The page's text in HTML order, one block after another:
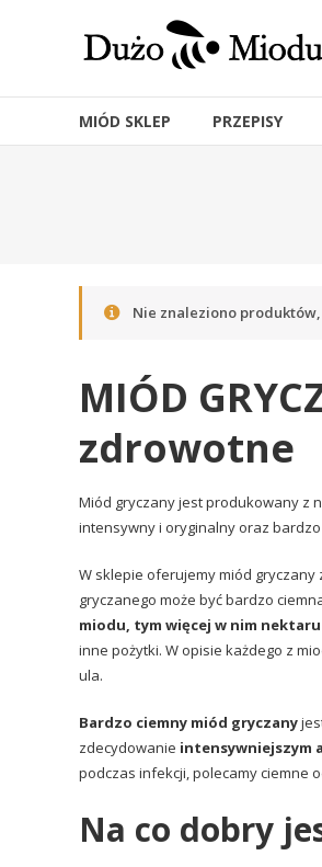
MIÓD SKLEP PRZEPISY
Nie znaleziono
MIÓD
zdrowotne
Miód gryczany jest produkowany z
intensywny i oryginalny oraz
W sklepie oferujemy miód gryczany
gryczanego może być bardzo
miodu, tym więcej w nim
inne pożytki. W opisie każdego z
ula.
Bardzo ciemny miód gryczany
zdecydowanie intensywniejszym
podczas infekcji, polecamy ciemne
Na co dobry